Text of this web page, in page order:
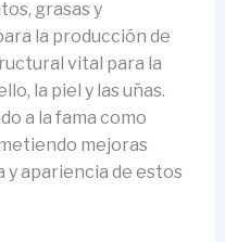
grasas y
la producción de
vital para la
la piel y las uñas.
a la fama como
mejoras
apariencia de estos